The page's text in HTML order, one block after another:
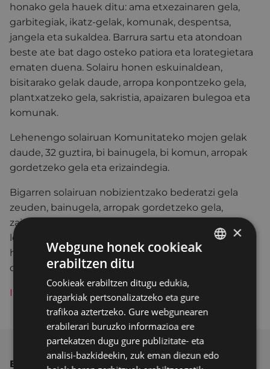
honako gela hauek ditu: ama etxezainaren gela,
garbitegiak, ikatz-gelak, komunak, despentsa,
jangela eta sukaldea. Barrura sartu eta atondoan
beste ate bat dago osteko patiora eta lorategietara
ematen duena. Solairu honen eskuinaldean,
bisitarako gelak daude, arropa konpontzeko gela,
plantxatzeko gela, sakristia, apaizaren bulegoa eta
komunak.
Lehenengo solairuan Komunitateko mojen gelak
daude, 32 guztira, bi bainugela, bi komun, arropak
gordetzeko gela eta erizaindegia.
Bigarren solairuan nobizientzako bederatzi gela
zeuden, bainugela, arropak gordetzeko gela,
zaindariaren gela, josteko gela eta elkartzeko gela,
leihoa handi batekin Elizara ematen duena. Solairu
horretan eta hegoaldera begira, terraza handi bat
dago, nobiziak paseatzeko.
Ikusi bideoaren zati bat Egoibarraren webgunean
BESTE ALBISTE BATZUK
×
Webgune honek cookieak
erabiltzen ditu
Cookieak erabiltzen ditugu edukia,
iragarkiak pertsonalizatzeko eta gure
trafikoa aztertzeko. Gure webgunearen
erabilerari buruzko informazioa ere
partekatzen dugu gure publizitate- eta
analisi-bazkideekin, zuk eman diezun edo